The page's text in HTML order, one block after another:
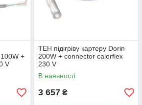
100W +
V
ТЕН підігріву картеру Dorin
200W + connector calorflex
230 V
В наявності
3 657 ₴